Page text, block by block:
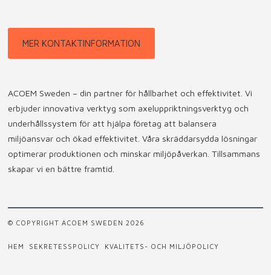
MER KONTAKTINFORMATION
ACOEM Sweden – din partner för hållbarhet och effektivitet. Vi
erbjuder innovativa verktyg som axeluppriktningsverktyg och
underhållssystem för att hjälpa företag att balansera
miljöansvar och ökad effektivitet. Våra skräddarsydda lösningar
optimerar produktionen och minskar miljöpåverkan. Tillsammans
skapar vi en bättre framtid.
© COPYRIGHT ACOEM SWEDEN 2026
HEM SEKRETESSPOLICY KVALITETS- OCH MILJÖPOLICY